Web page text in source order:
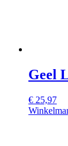
Geel
€ 25,97